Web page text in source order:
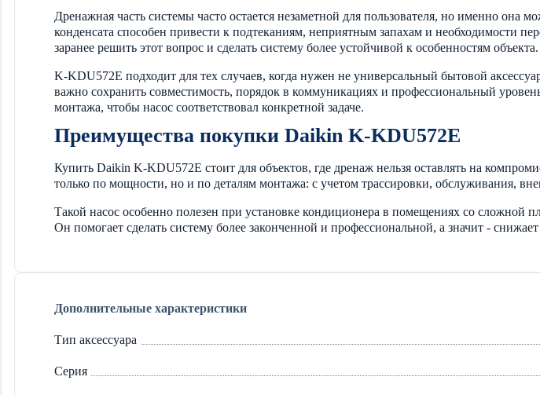
Дренажная часть системы часто остается незаметной для пользователя, но именно
конденсата способен привести к подтеканиям, неприятным запахам и необходимости
заранее решить этот вопрос и сделать систему более устойчивой к особенностям объекта.
K-KDU572E подходит для тех случаев, когда нужен не универсальный бытовой
важно сохранить совместимость, порядок в коммуникациях и профессиональный
монтажа, чтобы насос соответствовал конкретной задаче.
Преимущества покупки Daikin K-KDU572E
Купить Daikin K-KDU572E стоит для объектов, где дренаж нельзя оставлять на
только по мощности, но и по деталям монтажа: с учетом трассировки, обслуживания,
Такой насос особенно полезен при установке кондиционера в помещениях со
Он помогает сделать систему более законченной и профессиональной, а значит -
Дополнительные характеристики
Тип аксессуара
Серия